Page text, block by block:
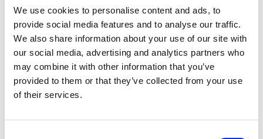
We use cookies to personalise content and ads, to
provide social media features and to analyse our traffic.
We also share information about your use of our site with
our social media, advertising and analytics partners who
may combine it with other information that you’ve
provided to them or that they’ve collected from your use
of their services.